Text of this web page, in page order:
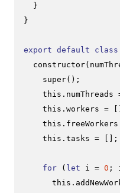
  }
}
export default class
constructor(
super();
this . numThreads
this . workers =
this . freeWorkers
this . tasks = [];
for ( let i = 0 ; i
this .